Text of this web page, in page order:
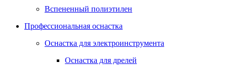
Вспененный полиэтилен
Профессиональная оснастка
Оснастка для электроинструмента
Оснастка для дрелей